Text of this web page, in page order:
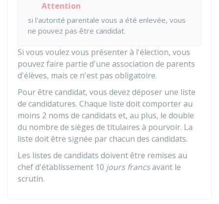
Attention
si l'autorité parentale vous a été enlevée, vous
ne pouvez pas être candidat.
Si vous voulez vous présenter à l'élection, vous
pouvez faire partie d'une association de parents
d'élèves, mais ce n'est pas obligatoire.
Pour être candidat, vous devez déposer une liste
de candidatures. Chaque liste doit comporter au
moins 2 noms de candidats et, au plus, le double
du nombre de sièges de titulaires à pourvoir. La
liste doit être signée par chacun des candidats.
Les listes de candidats doivent être remises au
chef d'établissement 10 jours francsavant le
scrutin.